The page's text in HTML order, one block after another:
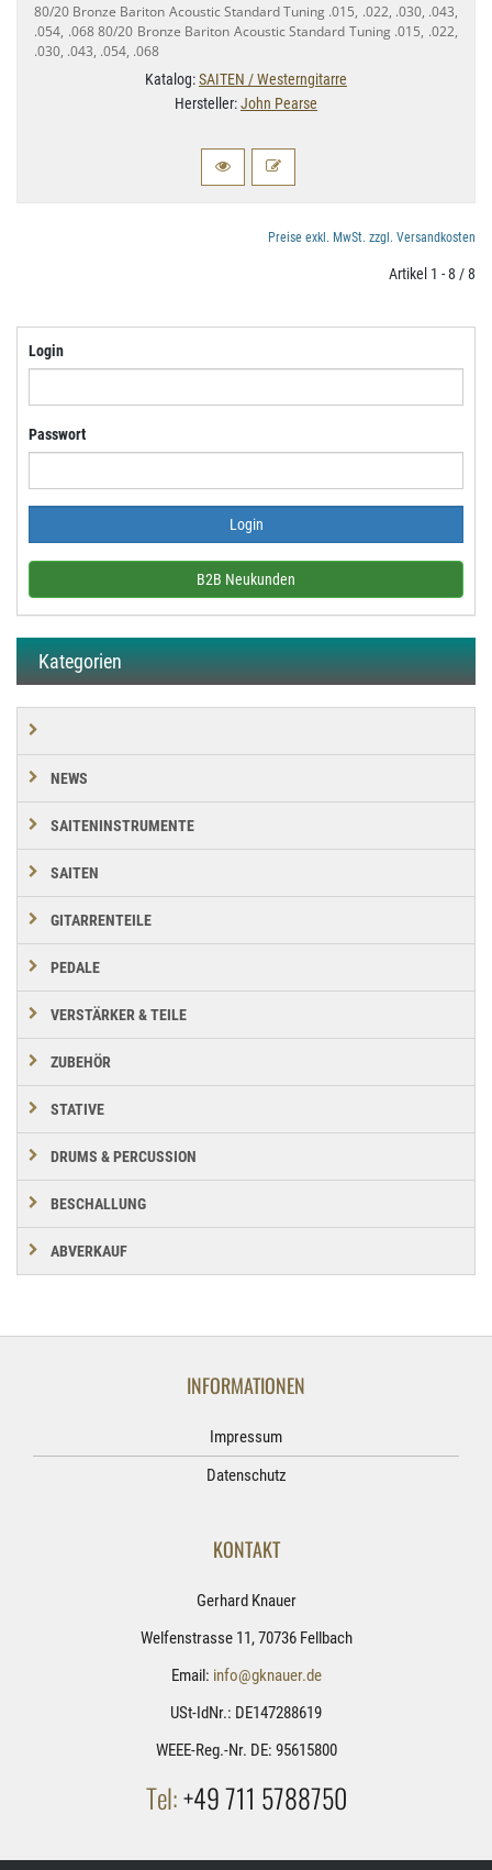
80/​20 Bronze Bariton Acoustic Standard Tuning .015, .022, .030, .043,
.054, .068 80/​20 Bronze Bariton Acoustic Standard Tuning .015, .022,
.030, .043, .054, .068
Katalog:SAITEN / Westerngitarre
Hersteller:John Pearse
Preise exkl. MwSt. zzgl. Versandkosten
Artikel 1 - 8 / 8
Login
Passwort
B2B Neukunden
Kategorien
NEWS
SAITENINSTRUMENTE
SAITEN
GITARRENTEILE
PEDALE
VERSTÄRKER & TEILE
ZUBEHÖR
STATIVE
DRUMS & PERCUSSION
BESCHALLUNG
ABVERKAUF
INFORMATIONEN
Impressum
Datenschutz
KONTAKT
Gerhard Knauer
Welfenstrasse 11, 70736 Fellbach
Email: info@gknauer.de
USt-IdNr.: DE147288619
WEEE-Reg.-Nr. DE: 95615800
Tel:+49 711 5788750